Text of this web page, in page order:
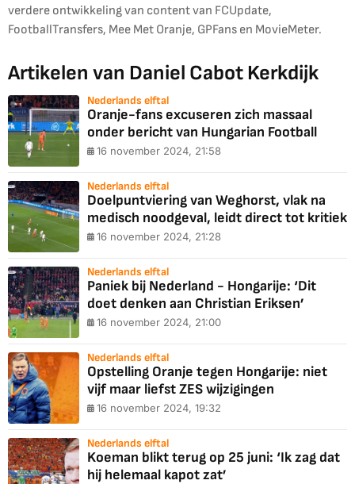
verdere ontwikkeling van content van FCUpdate,
FootballTransfers, Mee Met Oranje, GPFans en MovieMeter.
Artikelen van Daniel Cabot Kerkdijk
Nederlands elftal
Oranje-fans excuseren zich massaal
onder bericht van Hungarian Football
16 november 2024, 21:58
Nederlands elftal
Doelpuntviering van Weghorst, vlak na
medisch noodgeval, leidt direct tot kritiek
16 november 2024, 21:28
Nederlands elftal
Paniek bij Nederland - Hongarije: ‘Dit
doet denken aan Christian Eriksen’
16 november 2024, 21:00
Nederlands elftal
Opstelling Oranje tegen Hongarije: niet
vijf maar liefst ZES wijzigingen
16 november 2024, 19:32
Nederlands elftal
Koeman blikt terug op 25 juni: ‘Ik zag dat
hij helemaal kapot zat’